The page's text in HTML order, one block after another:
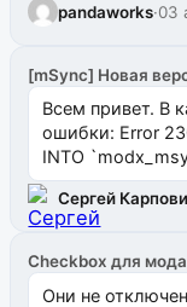
pandaworks·03
[mSync] Новая
Всем привет. В
ошибки: Error
INTO
`uuid_1c`)
Сергей
Checkbox для
Они не